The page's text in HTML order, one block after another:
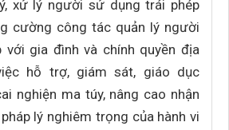
xử lý người sử dụng trái phép
cường công tác quản lý người
với gia đình và chính quyền địa
hỗ trợ, giám sát, giáo dục
nghiện ma túy, nâng cao nhận
lý nghiêm trọng của hành vi